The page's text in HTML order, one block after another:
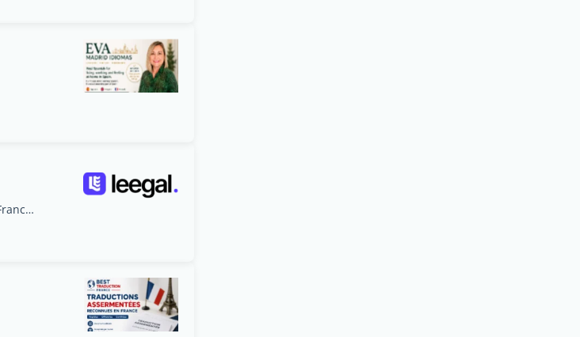
32 rue de Paris, 92100 Boulogne-Billancourt, France, Isla de Francia - Francia